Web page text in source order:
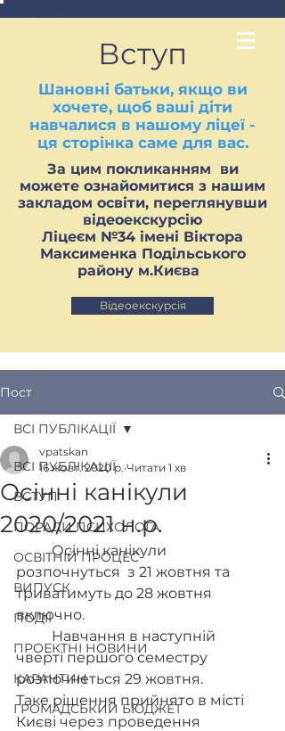
Вступ
Шановні батьки, якщо ви
хочете, щоб ваші діти
навчалися в нашому ліцеї -
ця сторінка саме для вас.
За цим покликанням ви
можете ознайомитися з нашим
закладом освіти, переглянувши
відеоекскурсію
Ліцеєм №34 імені Віктора
Максименка Подільського
району м.Києва
Відеоекскурсія
Пост
ВСІ ПУБЛІКАЦІЇ
ВСТУП
ПОРАДИ ПСИХОЛОГА
ОСВІТНІЙ ПРОЦЕС
ВИПУСК
ПОДІЇ
ПРОЕКТНІ НОВИНИ
КАРАНТИН
ГРОМАДСЬКИЙ БЮДЖЕТ
ВСІ ПУБЛІКАЦІЇ
Осінні канікули
2020/2021 н.р.
vpatskan
16 жовт. 2020 р. Читати 1 хв
	Осінні канікули
розпочнуться  з 21 жовтня та
триватимуть до 28 жовтня
включно.
чверті першого семестру
розпочнеться 29 жовтня.
Таке рішення прийнято в місті
Києві через проведення